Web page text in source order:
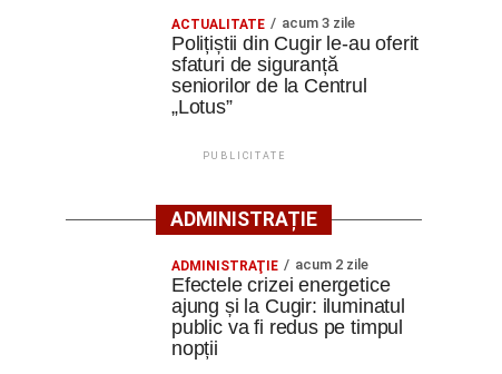
ACTUALITATE acum 3 zile
Polițiștii din Cugir le-au oferit
sfaturi de siguranță
seniorilor de la Centrul
„Lotus”
PUBLICITATE
ADMINISTRAȚIE
ADMINISTRAŢIE acum 2 zile
Efectele crizei energetice
ajung și la Cugir: iluminatul
public va fi redus pe timpul
nopții